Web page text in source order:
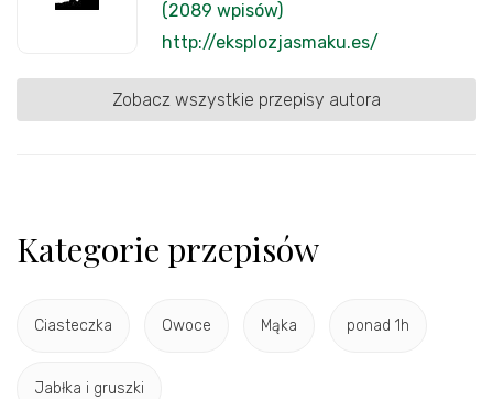
(2089 wpisów)
http://eksplozjasmaku.es/
Zobacz wszystkie przepisy autora
Kategorie przepisów
Ciasteczka Owoce Mąka ponad 1h
Jabłka i gruszki